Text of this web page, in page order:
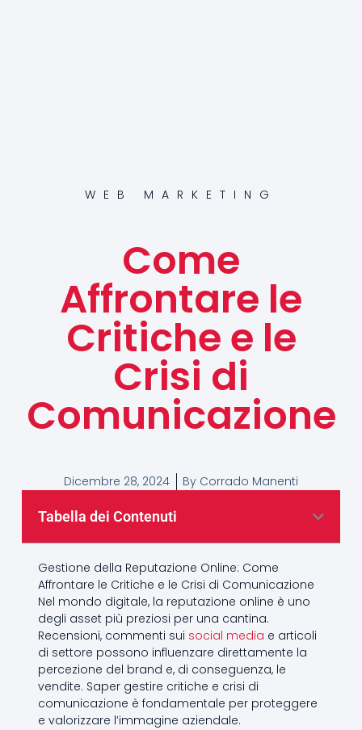
WEB MARKETING
Come
Affrontare le
Critiche e le
Crisi di
Comunicazione
Dicembre 28, 2024 By Corrado Manenti
Tabella dei Contenuti
Gestione della Reputazione Online: Come
Affrontare le Critiche e le Crisi di Comunicazione
Nel mondo digitale, la reputazione online è uno
degli asset più preziosi per una cantina.
Recensioni, commenti sui social media e articoli
di settore possono influenzare direttamente la
percezione del brand e, di conseguenza, le
vendite. Saper gestire critiche e crisi di
comunicazione è fondamentale per proteggere
e valorizzare l’immagine aziendale.